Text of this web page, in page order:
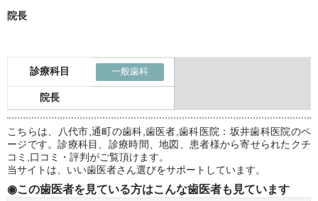
院長
診療科目 一般歯科
院長
こちらは、八代市,通町の歯科,歯医者,歯科医院：坂井歯科医院のペ
ージです。診療科目、診療時間、地図、患者様から寄せられたクチ
コミ,口コミ・評判がご覧頂けます。
当サイトは、いい歯医者さん選びをサポートしています。
◉この歯医者を見ている方はこんな歯医者も見ています